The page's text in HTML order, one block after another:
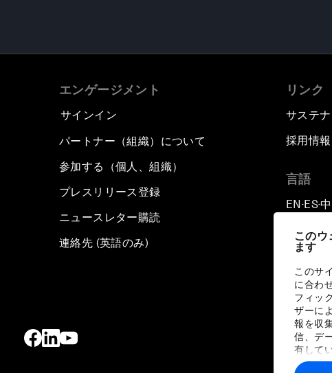
このウ
ます
このサ
に合わ
フィッ
ザーに
報を収
信、デ
有して
ユーザ
エンゲージメント
サインイン
パートナー（組織）について
参加する（個人、組織）
プレスリリース登録
ニュースレター購読
連絡先 (英語のみ)
リンク
サステ
採用情
言語
EN ▪ES▪